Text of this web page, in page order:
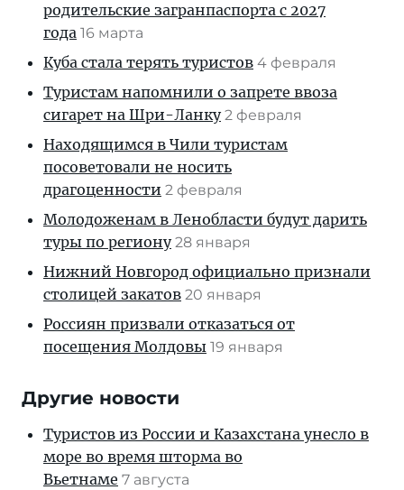
родительские загранпаспорта с 2027
года 16 марта
Куба стала терять туристов 4 февраля
Туристам напомнили о запрете ввоза
сигарет на Шри-Ланку 2 февраля
Находящимся в Чили туристам
посоветовали не носить
драгоценности 2 февраля
Молодоженам в Ленобласти будут дарить
туры по региону 28 января
Нижний Новгород официально признали
столицей закатов 20 января
Россиян призвали отказаться от
посещения Молдовы 19 января
Другие новости
Туристов из России и Казахстана унесло в
море во время шторма во
Вьетнаме 7 августа